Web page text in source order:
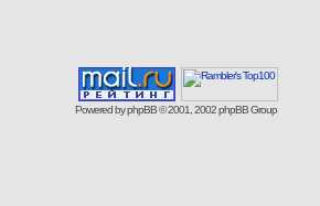
Powered byphpBB© 2001, 2002 phpBB Group